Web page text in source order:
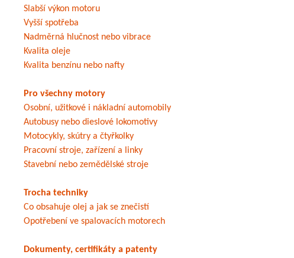
Slabší výkon motoru
Vyšší spotřeba
Nadměrná hlučnost nebo vibrace
Kvalita oleje
Kvalita benzínu nebo nafty
Pro všechny motory
Osobní, užitkové i nákladní automobily
Autobusy nebo dieslové lokomotivy
Motocykly, skútry a čtyřkolky
Pracovní stroje, zařízení a linky
Stavební nebo zemědělské stroje
Trocha techniky
Co obsahuje olej a jak se znečistí
Opotřebení ve spalovacích motorech
Dokumenty, certifikáty a patenty